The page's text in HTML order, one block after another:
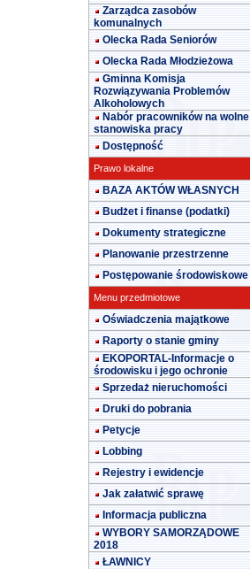
Zarządca zasobów
komunalnych
Olecka Rada Seniorów
Olecka Rada Młodzieżowa
Gminna Komisja
Rozwiązywania Problemów
Alkoholowych
Nabór pracowników na wolne
stanowiska pracy
Dostępność
Prawo lokalne
BAZA AKTÓW WŁASNYCH
Budżet i finanse (podatki)
Dokumenty strategiczne
Planowanie przestrzenne
Postępowanie środowiskowe
Menu przedmiotowe
Oświadczenia majątkowe
Raporty o stanie gminy
EKOPORTAL-Informacje o
środowisku i jego ochronie
Sprzedaż nieruchomości
Druki do pobrania
Petycje
Lobbing
Rejestry i ewidencje
Jak załatwić sprawę
Informacja publiczna
WYBORY SAMORZĄDOWE
2018
ŁAWNICY